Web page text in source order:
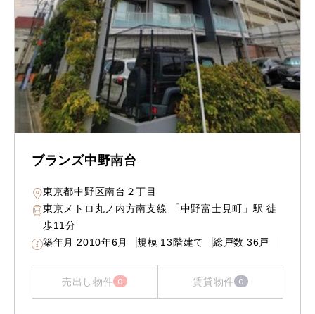
ブランズ中野南台
東京都中野区南台２丁目
東京メトロ丸ノ内方南支線 「中野富士見町」駅 徒
歩11分
築年月 2010年6月 規模 13階建て 総戸数 36戸
売出し物件 0 賃貸物件 0